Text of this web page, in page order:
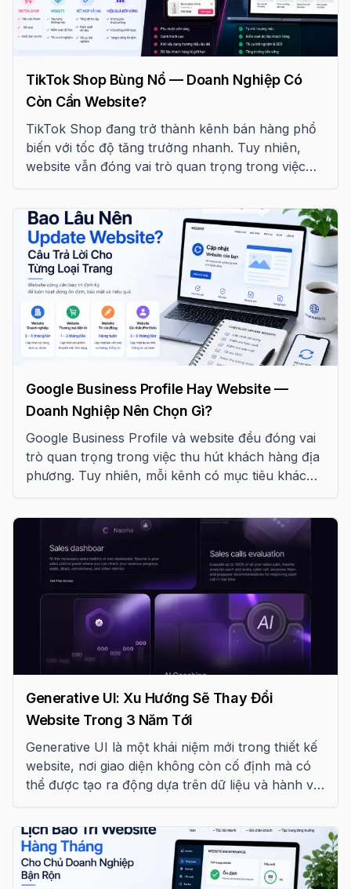
TikTok Shop Bùng Nổ — Doanh Nghiệp Có
Còn Cần Website?
TikTok Shop đang trở thành kênh bán hàng phổ
biến với tốc độ tăng trưởng nhanh. Tuy nhiên,
website vẫn đóng vai trò quan trọng trong việc
Google Business Profile Hay Website —
Doanh Nghiệp Nên Chọn Gì?
Google Business Profile và website đều đóng vai
trò quan trọng trong việc thu hút khách hàng địa
phương. Tuy nhiên, mỗi kênh có mục tiêu khác
Generative UI: Xu Hướng Sẽ Thay Đổi
Website Trong 3 Năm Tới
Generative UI là một khái niệm mới trong thiết kế
website, nơi giao diện không còn cố định mà có
thể được tạo ra động dựa trên dữ liệu và hành vi